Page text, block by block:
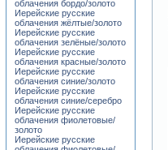
облачения бордо/золото
Иерейские русские
облачения жёлтые/золото
Иерейские русские
облачения зелёные/золото
Иерейские русские
облачения красные/золото
Иерейские русские
облачения синие/золото
Иерейские русские
облачения синие/серебро
Иерейские русские
облачения фиолетовые/
золото
Иерейские русские